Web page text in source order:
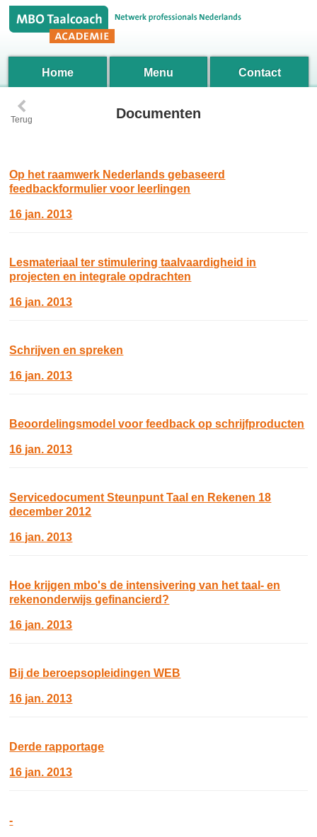
Home Menu Contact
‹
Terug Documenten
Op het raamwerk Nederlands gebaseerd
feedbackformulier voor leerlingen
16 jan. 2013
Lesmateriaal ter stimulering taalvaardigheid in
projecten en integrale opdrachten
16 jan. 2013
Schrijven en spreken
16 jan. 2013
Beoordelingsmodel voor feedback op schrijfproducten
16 jan. 2013
Servicedocument Steunpunt Taal en Rekenen 18
december 2012
16 jan. 2013
Hoe krijgen mbo's de intensivering van het taal- en
rekenonderwijs gefinancierd?
16 jan. 2013
Bij de beroepsopleidingen WEB
16 jan. 2013
Derde rapportage
16 jan. 2013
-